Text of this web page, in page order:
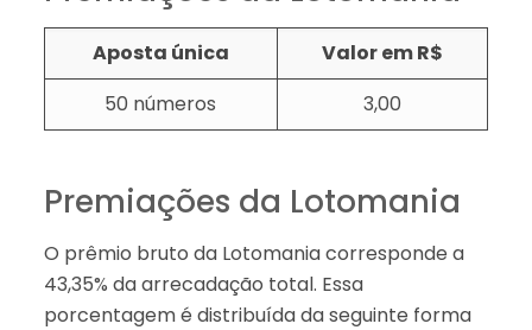
Aposta única
Valor em R$
50 números
3,00​​
Premiações da Lotomania
O prêmio bruto da Lotomania corresponde a
43,35% da arrecadação total. Essa
porcentagem é distribuída da seguinte forma